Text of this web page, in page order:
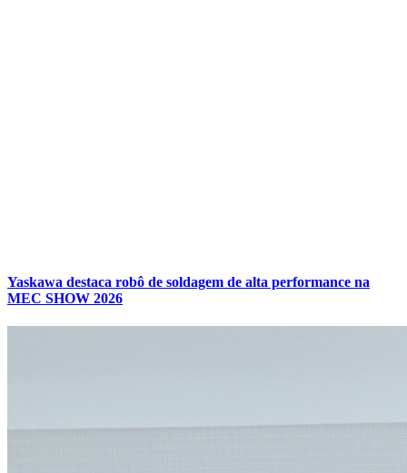
Yaskawa destaca robô de soldagem de alta performance na
MEC SHOW 2026